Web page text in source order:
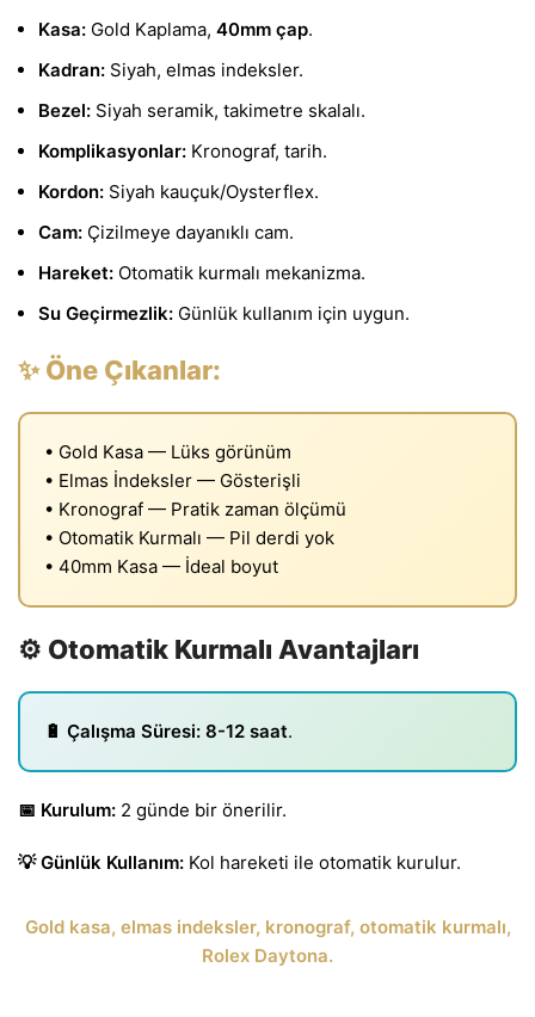
Kasa: Gold Kaplama, 40mm çap.
Kadran: Siyah, elmas indeksler.
Bezel: Siyah seramik, takimetre skalalı.
Komplikasyonlar: Kronograf, tarih.
Kordon: Siyah kauçuk/Oysterflex.
Cam: Çizilmeye dayanıklı cam.
Hareket: Otomatik kurmalı mekanizma.
Su Geçirmezlik: Günlük kullanım için uygun.
✨ Öne Çıkanlar:
• Gold Kasa — Lüks görünüm
• Elmas İndeksler — Gösterişli
• Kronograf — Pratik zaman ölçümü
• Otomatik Kurmalı — Pil derdi yok
• 40mm Kasa — İdeal boyut
⚙️ Otomatik Kurmalı Avantajları
🔋 Çalışma Süresi: 8-12 saat.
📅 Kurulum: 2 günde bir önerilir.
💡 Günlük Kullanım: Kol hareketi ile otomatik kurulur.
Gold kasa, elmas indeksler, kronograf, otomatik kurmalı,
Rolex Daytona.